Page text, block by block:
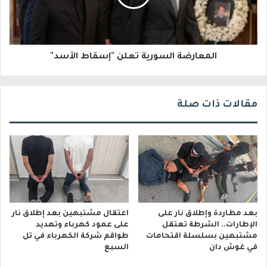
ت
ن
المعارضة السورية تعلن "إسقاط الأسد"
مقالات ذات صلة
بعد مطاردة وإطلاق نار على
الإطارات.. الشرطة تعتقل
مشتبهين بسلسلة اقتحامات
في غوش دان
اعتقال مشتبهين بعد إطلاق نار
على عمود كهرباء وتهديد
طواقم شركة الكهرباء في تل
السبع